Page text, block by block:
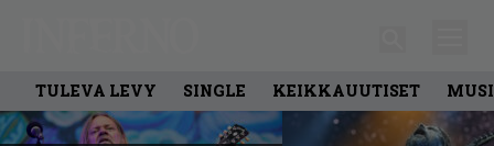
TULEVA LEVY SINGLE KEIKKAUUTISET